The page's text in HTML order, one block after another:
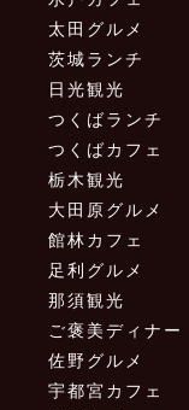
太田グルメ
茨城ランチ
日光観光
つくばランチ
つくばカフェ
栃木観光
大田原グルメ
館林カフェ
足利グルメ
那須観光
ご褒美ディナー
佐野グルメ
宇都宮カフェ